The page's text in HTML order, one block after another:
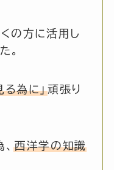
の方に活用し
。
為に」頑張り
、西洋学の知識